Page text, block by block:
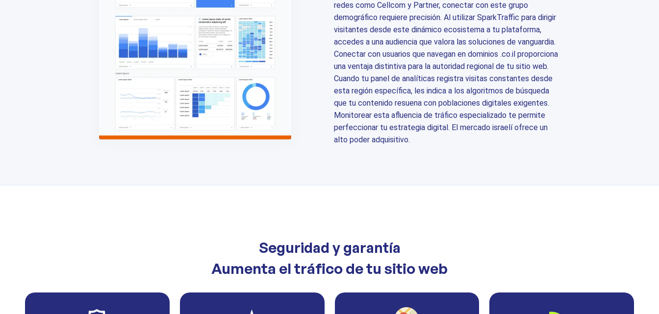
redes como Cellcom y Partner, conectar con este grupo
demográfico requiere precisión. Al utilizar SparkTraffic para dirigir
visitantes desde este dinámico ecosistema a tu plataforma,
accedes a una audiencia que valora las soluciones de vanguardia.
Conectar con usuarios que navegan en dominios .co.il proporciona
una ventaja distintiva para la autoridad regional de tu sitio web.
Cuando tu panel de analíticas registra visitas constantes desde
esta región específica, les indica a los algoritmos de búsqueda
que tu contenido resuena con poblaciones digitales exigentes.
Monitorear esta afluencia de tráfico especializado te permite
perfeccionar tu estrategia digital. El mercado israelí ofrece un
alto poder adquisitivo.
Seguridad y garantía
Aumenta el tráfico de tu sitio web